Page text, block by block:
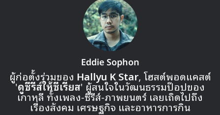
ซีรีส์เรื่องนี้ยังได้นักแสดงรุ่นพี่ อีจินอุค มารับบท “ยุนซอกฮุน”
ทนายคู่หูของคังฮโยมิน โดยจองแชยอนกล่าวถึงการร่วมงานครั้ง
นี้ว่า “ขอบคุณที่รุ่นพี่เข้ามาทำให้รู้สึกผ่อนคลายในการถ่ายทำ”
ขณะที่อีจินอุคชื่นชมการแสดงของจองแชยอนว่า “ตั้งแต่ฉากแรก
ที่ถ่ายด้วยกัน เธอแสดงเป็นคังฮโยมินได้อย่างสมบูรณ์แบบ จน
ทุกคนในกองถ่ายเซอร์ไพรส์”Eddie Sophon
ผู้ก่อตั้งร่วมของ Hallyu K Star, โฮสต์พอดแคสต์
'ดูซีรีส์ให้ซีเรียส' ผู้สนใจในวัฒนธรรมป๊อปของ
เกาหลี ทั้งเพลง-ซีรีส์-ภาพยนตร์ เลยเถิดไปถึง
เรื่องสังคม เศรษฐกิจ และอาหารการกิน